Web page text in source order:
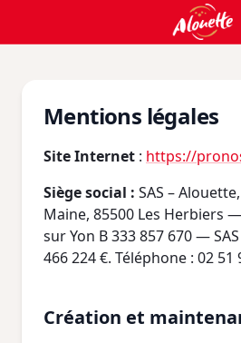
Mentions légales
Site Internet : https://
Siège social : SAS –
Maine, 85500 Les Herbiers —
sur Yon B 333 857 670 —
466 224 €. Téléphone : 02 51
Création et